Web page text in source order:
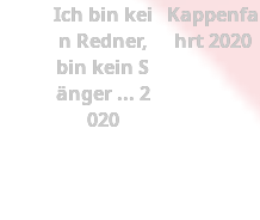
Ich bin kei
n Redner,
bin kein S
änger ... 2
020
Kappenfa
hrt 2020